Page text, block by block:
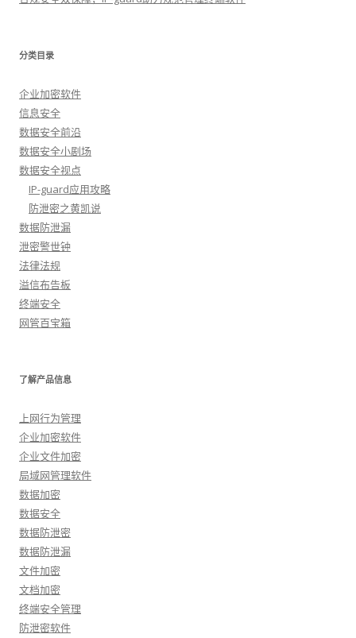
分类目录
企业加密软件
信息安全
数据安全前沿
数据安全小剧场
数据安全视点
IP-guard应用攻略
防泄密之黄凯说
数据防泄漏
泄密警世钟
法律法规
溢信布告板
终端安全
网管百宝箱
了解产品信息
上网行为管理
企业加密软件
企业文件加密
局域网管理软件
数据加密
数据安全
数据防泄密
数据防泄漏
文件加密
文档加密
终端安全管理
防泄密软件